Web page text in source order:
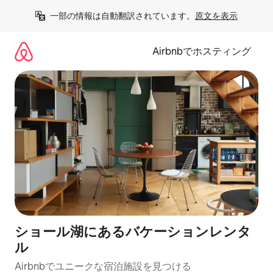
一部の情報は自動翻訳されています。 原文を表示
Airbnbでホスティング
ショール湖にあるバケーションレンタ
ル
Airbnbでユニークな宿泊施設を見つける